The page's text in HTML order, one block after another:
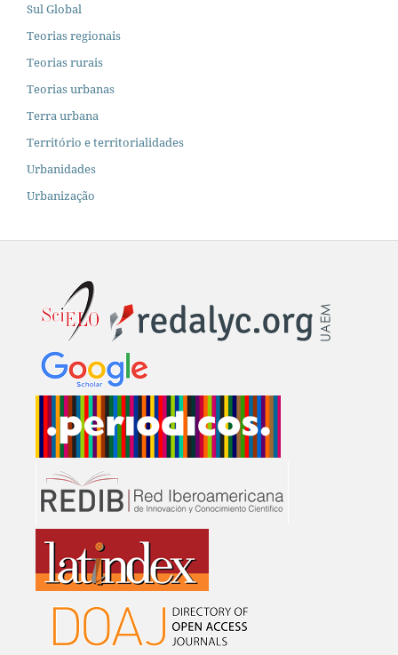
Sul Global
Teorias regionais
Teorias rurais
Teorias urbanas
Terra urbana
Território e territorialidades
Urbanidades
Urbanização